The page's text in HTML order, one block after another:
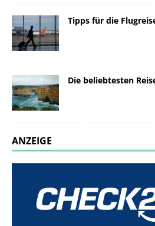
Tipps für die
Die beliebtesten
ANZEIGE